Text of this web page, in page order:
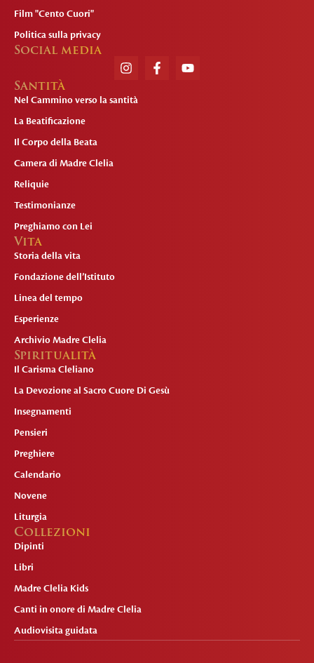
Film "Cento Cuori"
Politica sulla privacy
Social media
Santità
Nel Cammino verso la santità
La Beatificazione
Il Corpo della Beata
Camera di Madre Clelia
Reliquie
Testimonianze
Preghiamo con Lei
Vita
Storia della vita
Fondazione dell’Istituto
Linea del tempo
Esperienze
Archivio Madre Clelia
Spiritualità
Il Carisma Cleliano
La Devozione al Sacro Cuore Di Gesù
Insegnamenti
Pensieri
Preghiere
Calendario
Novene
Liturgia
Collezioni
Dipinti
Libri
Madre Clelia Kids
Canti in onore di Madre Clelia
Audiovisita guidata